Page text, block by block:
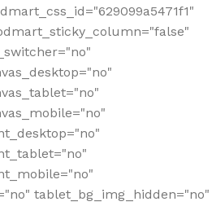
tablet_bg_img_hidden="no"